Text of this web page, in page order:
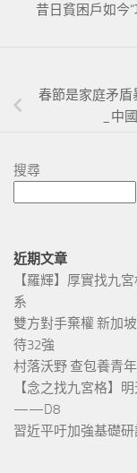
昔日貧困戶如今
春節是家庭矛盾
_中
搜尋
近期文章
【羅輝】厚實找九
系
雙方對手棄權 新加
待32強
村落沃野 查包養青
【念之找九宮格】
——D8
習近平吁加強基礎